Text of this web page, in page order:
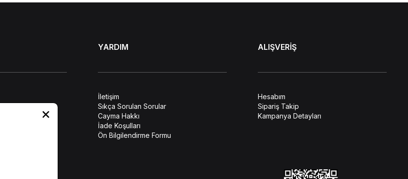
YARDIM
İletişim
Sıkça Sorulan Sorular
Cayma Hakkı
İade Koşulları
Ön Bilgilendirme Formu
ALIŞVERİŞ
Hesabım
Sipariş Takip
Kampanya Detayları